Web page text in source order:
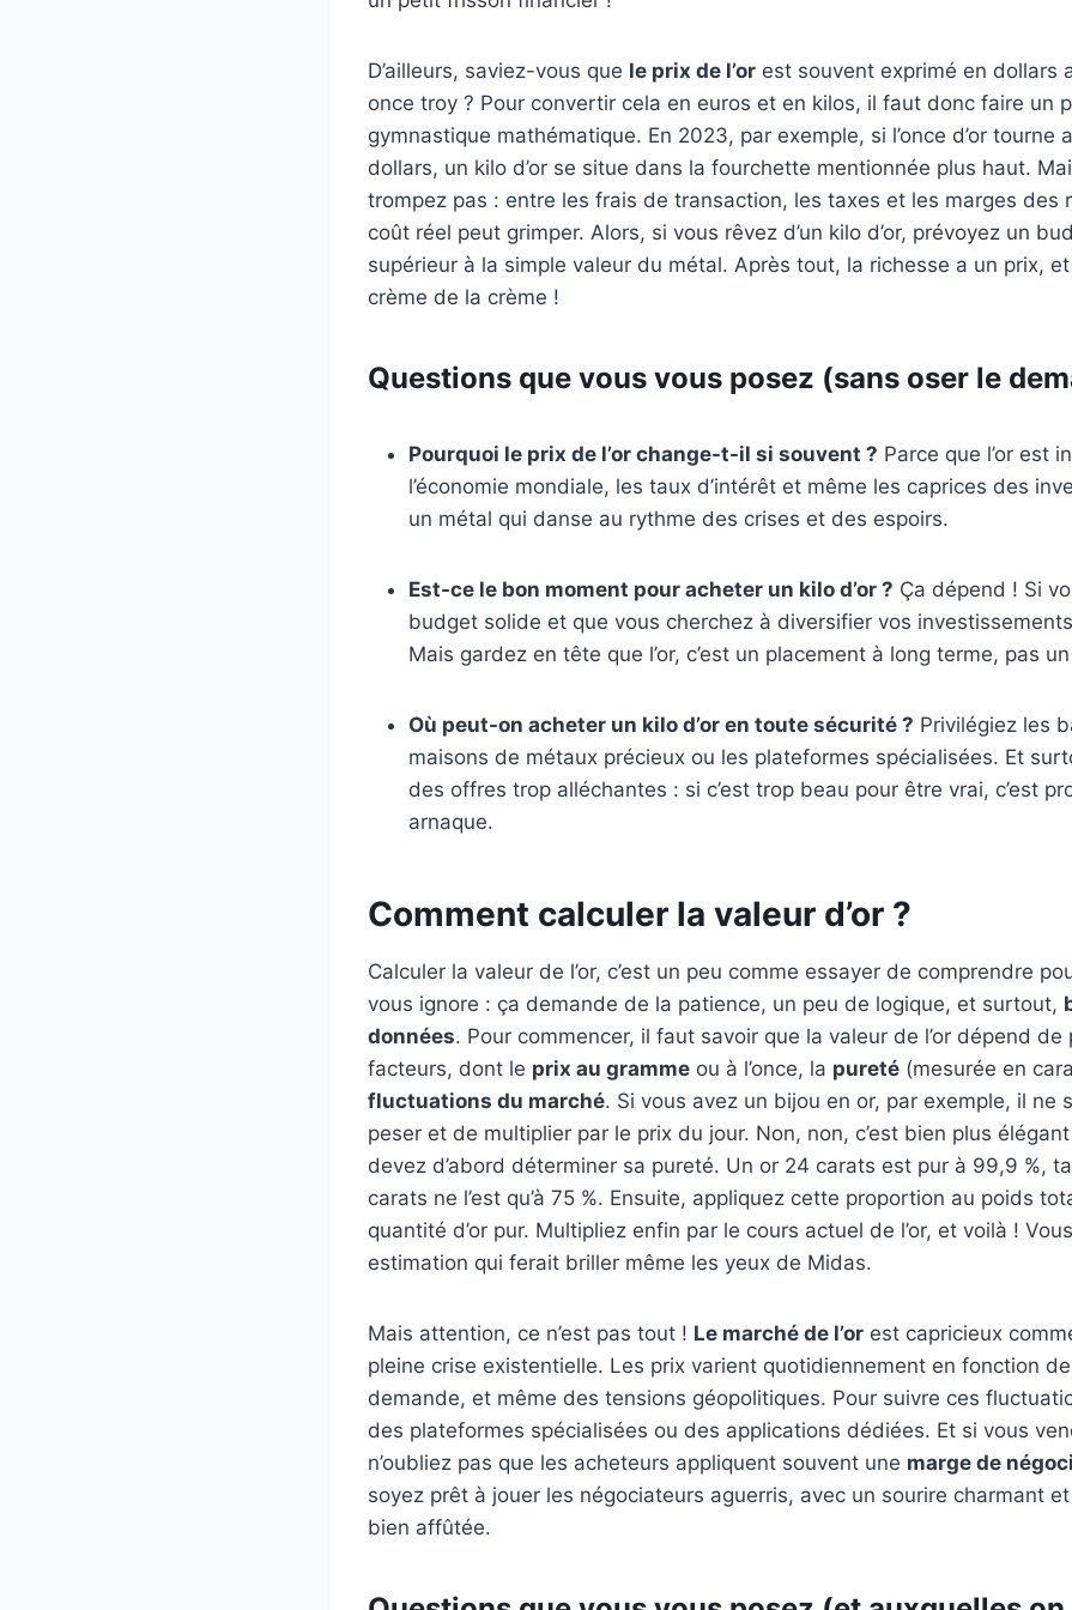
D’ailleurs, saviez-vous que le prix de l’or est souvent exprimé en dollars
once troy ? Pour convertir cela en euros et en kilos, il faut donc faire un
gymnastique mathématique. En 2023, par exemple, si l’once d’or tourne
dollars, un kilo d’or se situe dans la fourchette mentionnée plus haut.
trompez pas : entre les frais de transaction, les taxes et les marges des
coût réel peut grimper. Alors, si vous rêvez d’un kilo d’or, prévoyez un
supérieur à la simple valeur du métal. Après tout, la richesse a un prix, et
crème de la crème !
Questions que vous vous posez (sans oser le
Pourquoi le prix de l’or change-t-il si souvent ? Parce que l’or est
l’économie mondiale, les taux d’intérêt et même les caprices des
un métal qui danse au rythme des crises et des espoirs.
Est-ce le bon moment pour acheter un kilo d’or ? Ça dépend ! Si
budget solide et que vous cherchez à diversifier vos
Mais gardez en tête que l’or, c’est un placement à long terme, pas
Où peut-on acheter un kilo d’or en toute sécurité ? Privilégiez les
maisons de métaux précieux ou les plateformes spécialisées. Et
des offres trop alléchantes : si c’est trop beau pour être vrai, c’est
arnaque.
Comment calculer la valeur d’or ?
Calculer la valeur de l’or, c’est un peu comme essayer de comprendre
vous ignore : ça demande de la patience, un peu de logique, et surtout,
données. Pour commencer, il faut savoir que la valeur de l’or dépend de
facteurs, dont le prix au gramme ou à l’once, la pureté (mesurée en
fluctuations du marché. Si vous avez un bijou en or, par exemple, il ne
peser et de multiplier par le prix du jour. Non, non, c’est bien plus
devez d’abord déterminer sa pureté. Un or 24 carats est pur à 99,9 %,
carats ne l’est qu’à 75 %. Ensuite, appliquez cette proportion au poids
quantité d’or pur. Multipliez enfin par le cours actuel de l’or, et voilà !
estimation qui ferait briller même les yeux de Midas.
Mais attention, ce n’est pas tout ! Le marché de l’or est capricieux
pleine crise existentielle. Les prix varient quotidiennement en fonction de
demande, et même des tensions géopolitiques. Pour suivre ces
des plateformes spécialisées ou des applications dédiées. Et si vous
n’oubliez pas que les acheteurs appliquent souvent une marge de
soyez prêt à jouer les négociateurs aguerris, avec un sourire charmant
bien affûtée.